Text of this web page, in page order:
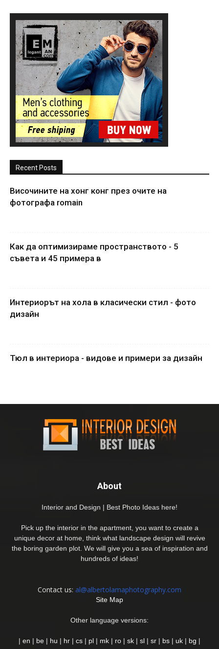
Recent Posts
Височините на хонг конг през очите на
фотографа romain
Как да оптимизираме пространството - 5
съвета и 45 примера в
Интериорът на хола в класически стил - фото
дизайн
Тюл в интериора - видове и примери за дизайн
About
Interior and Design | Best Photo Ideas here!
Pick up the interior in the apartment, you want to create a
unique decor at home, think what landscape design will revive
the boring garden plot. We will give you a sea of inspiration and
hundreds of ideas!
Contact us: al@albertolamaphotography.com
Site Map
Other language versions:
| en | be | hu | hr | cs | pl | mk | ro | sk | sl | sr | bs | uk | bg |